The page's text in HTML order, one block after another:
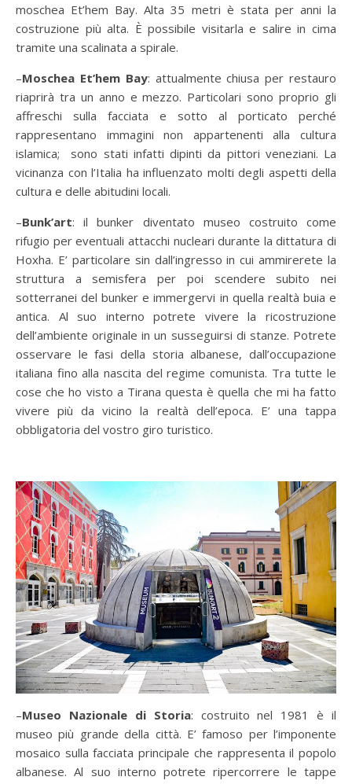
moschea Et’hem Bay. Alta 35 metri è stata per anni la
costruzione più alta. È possibile visitarla e salire in cima
tramite una scalinata a spirale.
–Moschea Et’hem Bay: attualmente chiusa per restauro
riaprirà tra un anno e mezzo. Particolari sono proprio gli
affreschi sulla facciata e sotto al porticato perché
rappresentano immagini non appartenenti alla cultura
islamica;
sono stati infatti dipinti da pittori veneziani. La
vicinanza con l’Italia ha influenzato molti degli aspetti della
cultura e delle abitudini locali.
–Bunk’art: il bunker diventato museo costruito come
rifugio per eventuali attacchi nucleari durante la dittatura di
Hoxha. E’ particolare sin dall’ingresso in cui ammirerete la
struttura a semisfera per poi scendere subito nei
sotterranei del bunker e immergervi in quella realtà buia e
antica. Al suo interno potrete vivere la ricostruzione
dell’ambiente originale in un susseguirsi di stanze. Potrete
osservare le fasi della storia albanese, dall’occupazione
italiana fino alla nascita del regime comunista. Tra tutte le
cose che ho visto a Tirana questa è quella che mi ha fatto
vivere più da vicino la realtà dell’epoca. E’ una tappa
obbligatoria del vostro giro turistico.
–Museo Nazionale di Storia: costruito nel 1981 è il
museo più grande della città. E’ famoso per l’imponente
mosaico sulla facciata principale che rappresenta il popolo
albanese. Al suo interno potrete ripercorrere le tappe